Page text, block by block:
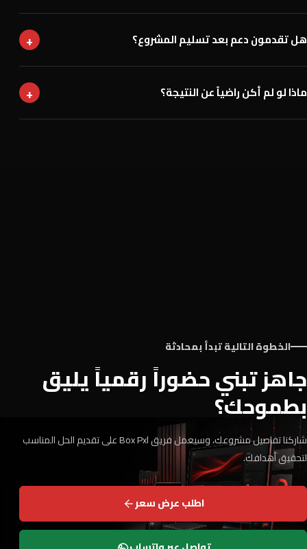
هل تقدمون دعم بعد تسليم المشروع؟ +
ماذا لو لم أكن راضياً عن النتيجة؟ +
الخطوة التالية تبدأ بمحادثة
جاهز تبني حضوراً رقمياً يليق
بطموحك؟
شاركنا تفاصيل مشروعك، وسيعمل فريق Box Pxl على تقديم الحل المناسب
لتحقيق أهدافك.
اطلب عرض سعر